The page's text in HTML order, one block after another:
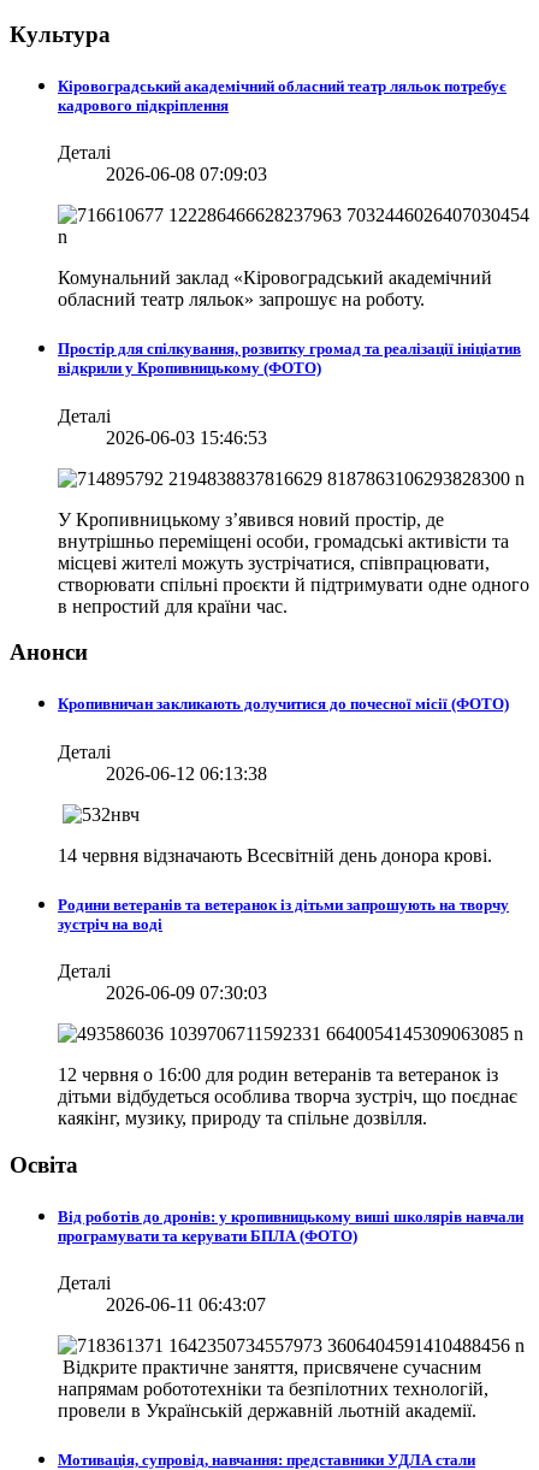
Культура
Кіровоградський академічний обласний театр ляльок потребує
кадрового підкріплення
Деталі
2026-06-08 07:09:03
Комунальний заклад «Кіровоградський академічний
обласний театр ляльок» запрошує на роботу.
Простір для спілкування, розвитку громад та реалізації ініціатив
відкрили у Кропивницькому (ФОТО)
Деталі
2026-06-03 15:46:53
У Кропивницькому з’явився новий простір, де
внутрішньо переміщені особи, громадські активісти та
місцеві жителі можуть зустрічатися, співпрацювати,
створювати спільні проєкти й підтримувати одне одного
в непростий для країни час.
Анонси
Кропивничан закликають долучитися до почесної місії (ФОТО)
Деталі
2026-06-12 06:13:38
14 червня відзначають Всесвітній день донора крові.
Родини ветеранів та ветеранок із дітьми запрошують на творчу
зустріч на воді
Деталі
2026-06-09 07:30:03
12 червня о 16:00 для родин ветеранів та ветеранок із
дітьми відбудеться особлива творча зустріч, що поєднає
каякінг, музику, природу та спільне дозвілля.
Освіта
Від роботів до дронів: у кропивницькому виші школярів навчали
програмувати та керувати БПЛА (ФОТО)
Деталі
2026-06-11 06:43:07
Відкрите практичне заняття, присвячене сучасним
напрямам робототехніки та безпілотних технологій,
провели в Українській державній льотній академії.
Мотивація, супровід, навчання: представники УДЛА стали